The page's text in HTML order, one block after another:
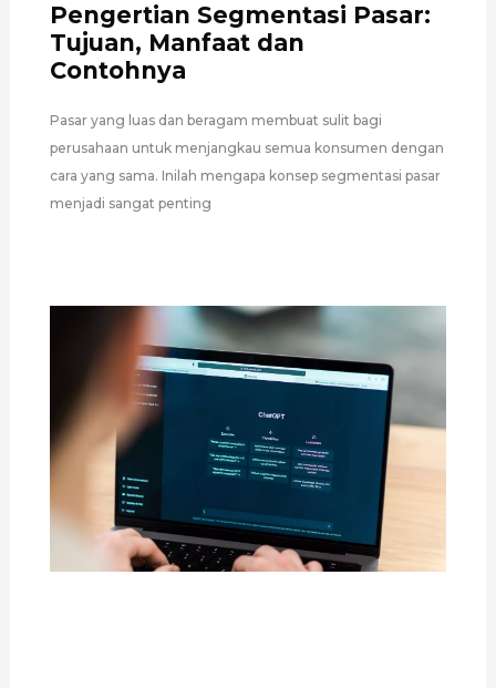
Pengertian Segmentasi Pasar:
Tujuan, Manfaat dan
Contohnya
Pasar yang luas dan beragam membuat sulit bagi
perusahaan untuk menjangkau semua konsumen dengan
cara yang sama. Inilah mengapa konsep segmentasi pasar
menjadi sangat penting